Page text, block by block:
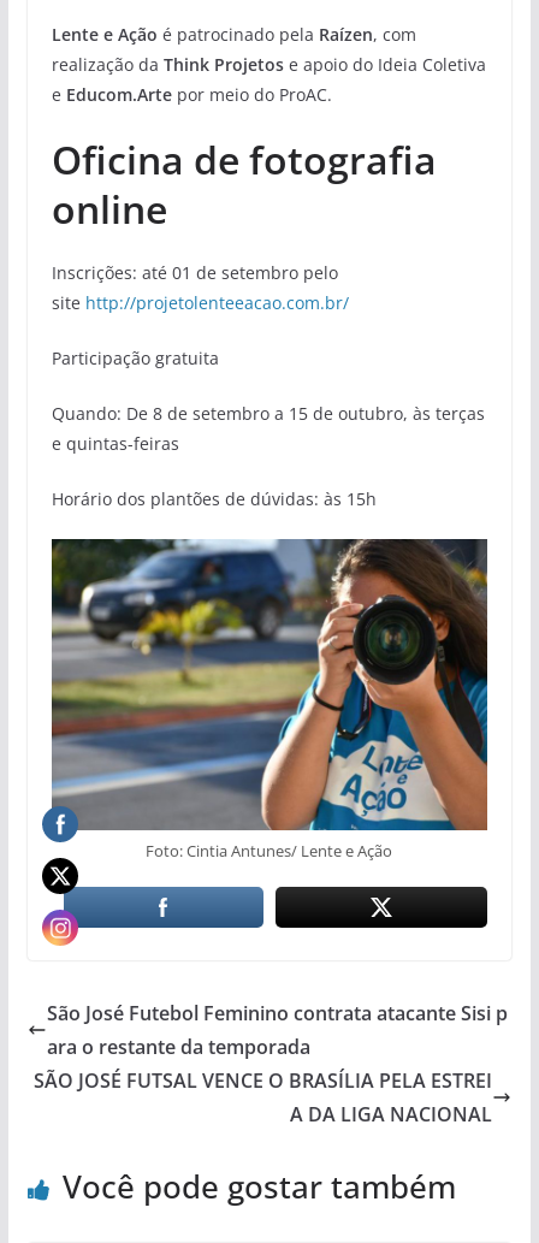
Lente e Ação é patrocinado pela Raízen, com
realização da Think Projetose apoio do Ideia Coletiva
e Educom.Artepor meio do ProAC.
Oficina de fotografia
online
Inscrições: até 01 de setembro pelo
site http://projetolenteeacao.com.br/
Participação gratuita
Quando: De 8 de setembro a 15 de outubro, às terças
e quintas-feiras
Horário dos plantões de dúvidas: às 15h
Foto: Cintia Antunes/ Lente e Ação
São José Futebol Feminino contrata atacante Sisi p
ara o restante da temporada
SÃO JOSÉ FUTSAL VENCE O BRASÍLIA PELA ESTREI
A DA LIGA NACIONAL
Você pode gostar também